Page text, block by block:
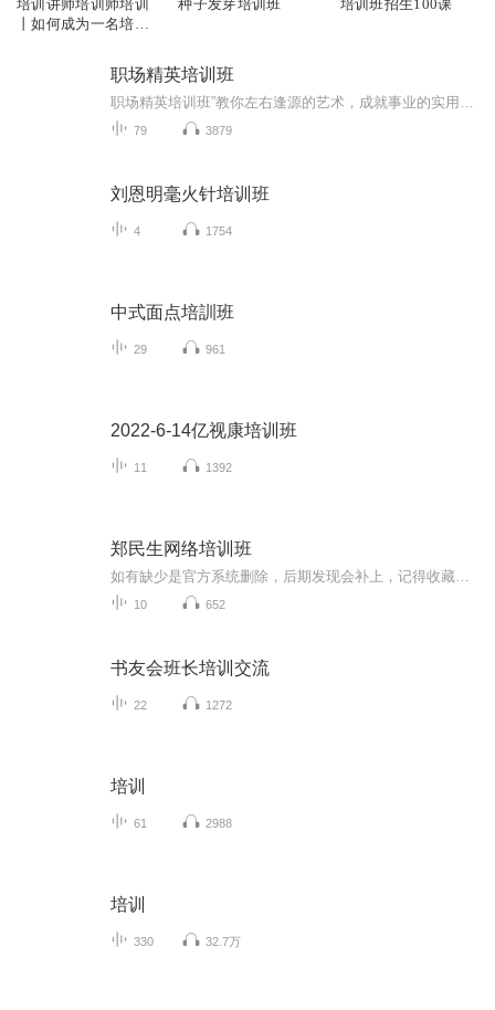
培训讲师培训师培训
丨如何成为一名培训
种子发芽培训班 培训班招生100课
职场精英培训班
79 3879
刘恩明毫火针培训班
4 1754
中式面点培訓班
29 961
2022-6-14亿视康培训班
11 1392
郑民生网络培训班
10 652
书友会班长培训交流
22 1272
培训
61 2988
培训
330 32.7万